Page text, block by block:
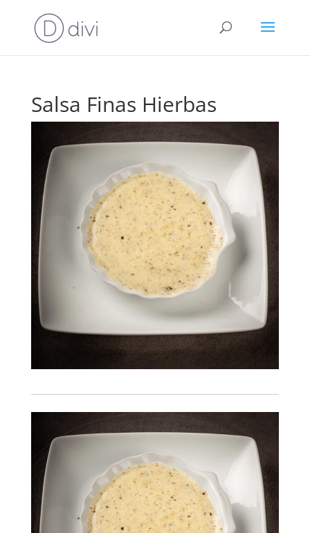
Salsa Finas Hierbas